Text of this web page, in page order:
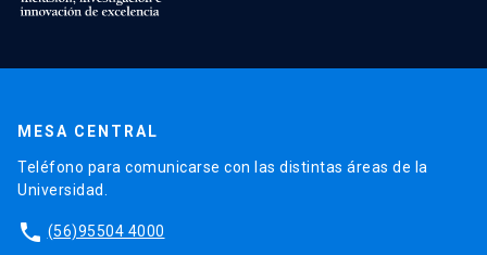
MESA CENTRAL
Teléfono para comunicarse con las distintas áreas de la
Universidad.
phone (56)95504 4000